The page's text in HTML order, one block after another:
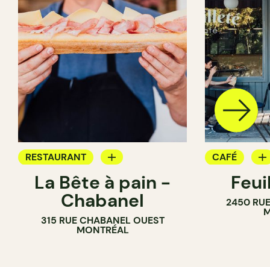
RESTAURANT
CAFÉ
PÂTISSERIE
BOULANGERIE
La Bête à pain -
Chabanel
315 RUE CHABANEL OUEST
MONTRÉAL
CAFÉ
PÂTISSERIE
2450